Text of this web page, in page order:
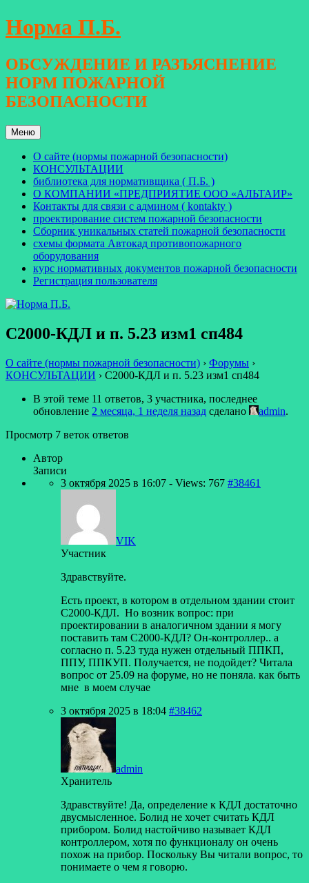
Перейти
к
Норма П.Б.
ОБСУЖДЕНИЕ И РАЗЪЯСНЕНИЕ
НОРМ ПОЖАРНОЙ
БЕЗОПАСНОСТИ
Меню
О сайте (нормы пожарной безопасности)
КОНСУЛЬТАЦИИ
библиотека для нормативщика ( П.Б. )
О КОМПАНИИ «ПРЕДПРИЯТИЕ ООО «АЛЬТАИР»
Контакты для связи с админом ( kontakty )
проектирование систем пожарной безопасности
Сборник уникальных статей пожарной безопасности
схемы формата Автокад противопожарного
оборудования
курс нормативных документов пожарной безопасности
Регистрация пользователя
С2000-КДЛ и п. 5.23 изм1 сп484
О сайте (нормы пожарной безопасности) › Форумы ›
КОНСУЛЬТАЦИИ › С2000-КДЛ и п. 5.23 изм1 сп484
В этой теме 11 ответов, 3 участника, последнее
обновление 2 месяца, 1 неделя назад сделано admin.
Просмотр 7 веток ответов
Автор
Записи
3 октября 2025 в 16:07 - Views: 767 #38461
VIK
Участник
Здравствуйте.
Есть проект, в котором в отдельном здании стоит
С2000-КДЛ. Но возник вопрос: при
проектировании в аналогичном здании я могу
поставить там С2000-КДЛ? Он-контроллер.. а
согласно п. 5.23 туда нужен отдельный ППКП,
ППУ, ППКУП. Получается, не подойдет? Читала
вопрос от 25.09 на форуме, но не поняла. как быть
мне в моем случае
3 октября 2025 в 18:04 #38462
admin
Хранитель
Здравствуйте! Да, определение к КДЛ достаточно
двусмысленное. Болид не хочет считать КДЛ
прибором. Болид настойчиво называет КДЛ
контроллером, хотя по функционалу он очень
похож на прибор. Поскольку Вы читали вопрос, то
понимаете о чем я говорю.